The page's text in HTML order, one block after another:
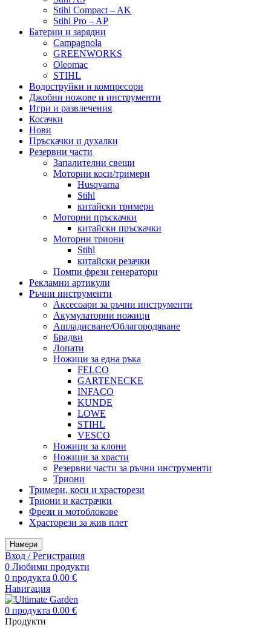
Stihl Compact – AK
Stihl Pro – AP
Батерии и зарядни
Campagnola
GREENWORKS
Oleomac
STIHL
Водоструйки и компресори
Джобни ножове и инструменти
Игри и развлечения
Косачки
Нови
Пръскачки и духалки
Резервни части
Запалителни свещи
Моторни коси/тримери
Husqvarna
Stihl
китайски тримери
Моторни пръскачки
китайски пръскачки
Моторни триони
Stihl
китайски резачки
Помпи фрези генератори
Рекламни артикули
Ръчни инструменти
Аксесоари за ръчни инструменти
Акумулаторни ножици
Ашладисване/Облагородяване
Брадви
Лопати
Ножици за една ръка
FELCO
GARTENECKE
INFACO
KUNDE
LOWE
STIHL
VESCO
Ножици за клони
Ножици за храсти
Резервни части за ръчни инструменти
Триони
Тримери, коси и храсторези
Триони и кастрачки
Фрези и мотоблокове
Храсторези за жив плет
Намери
Вход / Регистрация
0 Любими продукти
0 продукта 0.00 €
Навигация
0 продукта 0.00 €
Продукти